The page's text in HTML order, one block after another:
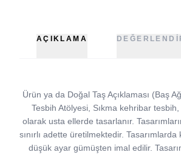
AÇIKLAMA
Ürün ya da Doğal Taş Açıklaması (Baş
Tesbih Atölyesi, Sıkma kehribar tesbih,
olarak usta ellerde tasarlanır.
sınırlı adette üretilmektedir.
düşük ayar gümüşten imal edilir.